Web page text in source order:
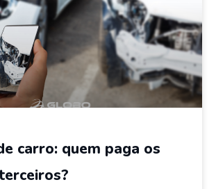
carro: quem paga os